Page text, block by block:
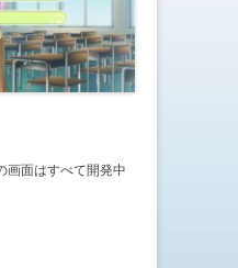
画面はすべて開発中